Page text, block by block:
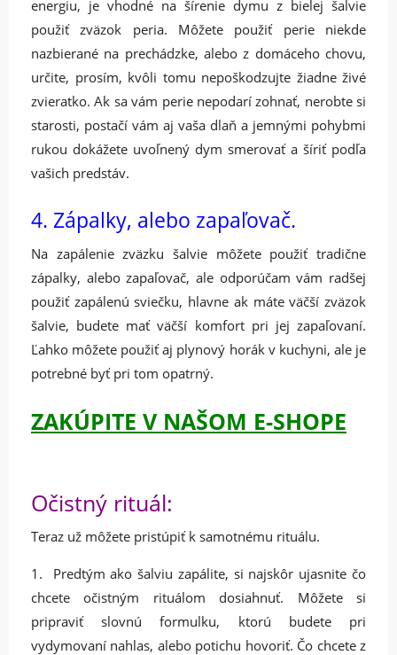
energiu, je vhodné na šírenie dymu z bielej šalvie
použiť zväzok peria. Môžete použiť perie niekde
nazbierané na prechádzke, alebo z domáceho chovu,
určite, prosím, kvôli tomu nepoškodzujte žiadne živé
zvieratko. Ak sa vám perie nepodarí zohnať, nerobte si
starosti, postačí vám aj vaša dlaň a jemnými pohybmi
rukou dokážete uvoľnený dym smerovať a šíriť podľa
vašich predstáv.
4. Zápalky, alebo zapaľovač.
Na zapálenie zväzku šalvie môžete použiť tradične
zápalky, alebo zapaľovač, ale odporúčam vám radšej
použiť zapálenú sviečku, hlavne ak máte väčší zväzok
šalvie, budete mať väčší komfort pri jej zapaľovaní.
Ľahko môžete použiť aj plynový horák v kuchyni, ale je
potrebné byť pri tom opatrný.
ZAKÚPITE V NAŠOM E-SHOPE
Očistný rituál:
Teraz už môžete pristúpiť k samotnému rituálu.
1. Predtým ako šalviu zapálite, si najskôr ujasnite čo
chcete očistným rituálom dosiahnuť. Môžete si
pripraviť slovnú formulku, ktorú budete pri
vydymovaní nahlas, alebo potichu hovoriť. Čo chcete z